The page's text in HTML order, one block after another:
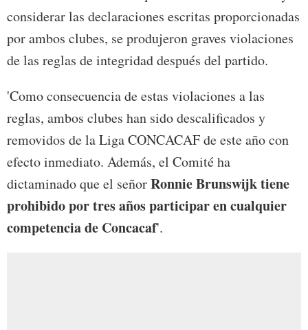
considerar las declaraciones escritas proporcionadas
por ambos clubes, se produjeron graves violaciones
de las reglas de integridad después del partido.
'Como consecuencia de estas violaciones a las
reglas, ambos clubes han sido descalificados y
removidos de la Liga CONCACAF de este año con
efecto inmediato. Además, el Comité ha
dictaminado que el señorRonnie Brunswijk tiene
prohibido por tres años participar en cualquier
competencia de Concacaf'.